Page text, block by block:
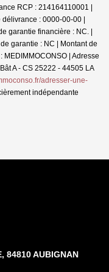
RCP : 214164110001 |
: 0000-00-00 |
garantie financière : NC. |
garantie : NC | Montant de
| Adresse
A - CS 25222 - 44505 LA
adresser-une-
indépendante
84810 AUBIGNAN